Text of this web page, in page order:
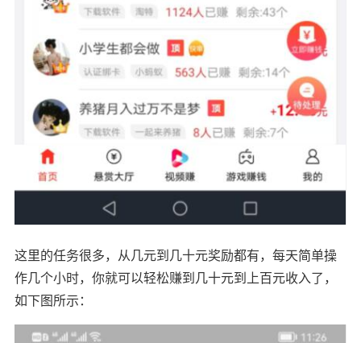
这里的任务很多，从几元到几十元奖励都有，每天简单操
作几个小时，你就可以轻松赚到几十元到上百元收入了，
如下图所示：